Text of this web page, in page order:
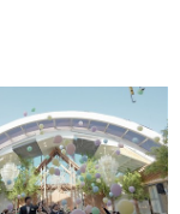
S가든 웨딩홀